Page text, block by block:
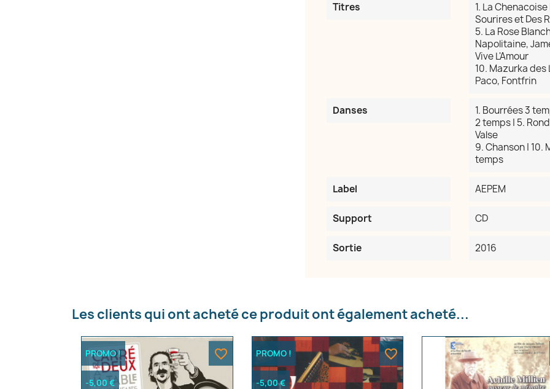
Titres
1. La
Sourires et Des
5. La Rose
Napolitaine,
Vive L'Amour
10. Mazurka des
Paco, Fontfrin
Danses
1. Bourrées 3
2 temps | 5.
Valse
9. Chanson | 10.
temps
Label AEPEM
Support CD
Sortie 2016
Les clients qui ont acheté ce produit ont également acheté...
PROMO !
-5,00 €
favorite_border PROMO !
-5,00 €
favorite_border
Nom de la liste d'envies
Annuler Créer une liste d'envies